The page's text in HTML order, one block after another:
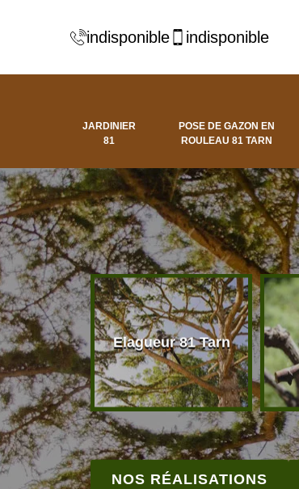
indisponible indisponible
JARDINIER
81
POSE DE GAZON EN
ROULEAU 81 TARN
d'arbres
Elagueur 81 Tarn
NOS RÉALISATIONS